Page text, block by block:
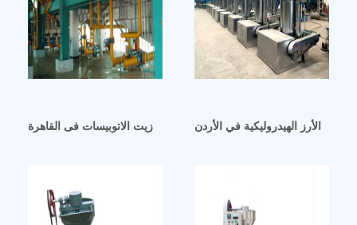
مصنع تصنيع ماكينة تغيير زيت الاتوبيسات فى القاهرة
الأرز الهيدروليكية في الأردن